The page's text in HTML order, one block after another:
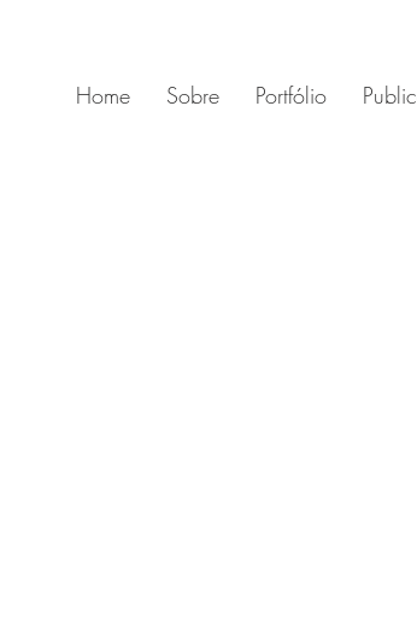
Home Sobre Portfólio